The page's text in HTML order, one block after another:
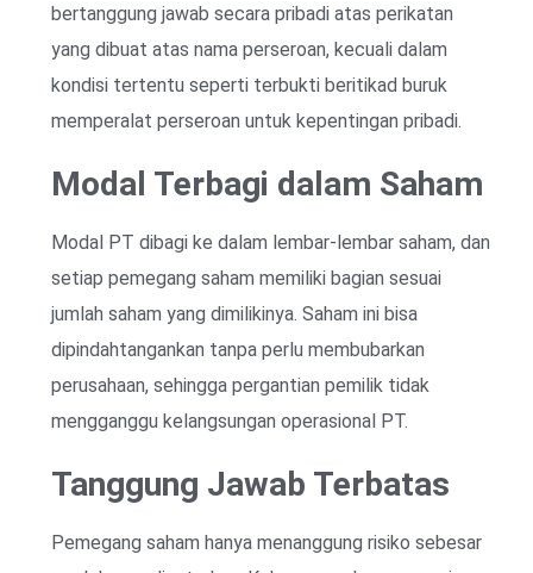
bertanggung jawab secara pribadi atas perikatan
yang dibuat atas nama perseroan, kecuali dalam
kondisi tertentu seperti terbukti beritikad buruk
memperalat perseroan untuk kepentingan pribadi.
Modal Terbagi dalam Saham
Modal PT dibagi ke dalam lembar-lembar saham, dan
setiap pemegang saham memiliki bagian sesuai
jumlah saham yang dimilikinya. Saham ini bisa
dipindahtangankan tanpa perlu membubarkan
perusahaan, sehingga pergantian pemilik tidak
mengganggu kelangsungan operasional PT.
Tanggung Jawab Terbatas
Pemegang saham hanya menanggung risiko sebesar